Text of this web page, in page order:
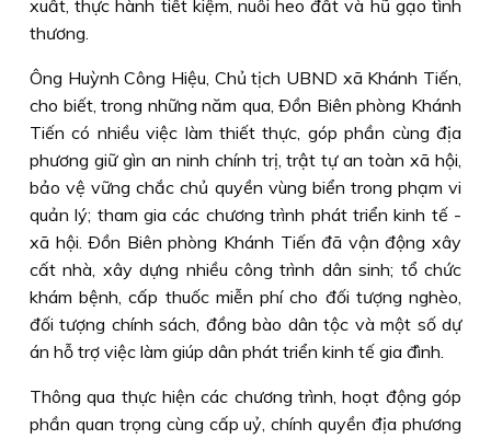
xuất, thực hành tiết kiệm, nuôi heo đất và hũ gạo tình
thương.
Ông Huỳnh Công Hiệu, Chủ tịch UBND xã Khánh Tiến,
cho biết, trong những năm qua, Ðồn Biên phòng Khánh
Tiến có nhiều việc làm thiết thực, góp phần cùng địa
phương giữ gìn an ninh chính trị, trật tự an toàn xã hội,
bảo vệ vững chắc chủ quyền vùng biển trong phạm vi
quản lý; tham gia các chương trình phát triển kinh tế -
xã hội. Ðồn Biên phòng Khánh Tiến đã vận động xây
cất nhà, xây dựng nhiều công trình dân sinh; tổ chức
khám bệnh, cấp thuốc miễn phí cho đối tượng nghèo,
đối tượng chính sách, đồng bào dân tộc và một số dự
án hỗ trợ việc làm giúp dân phát triển kinh tế gia đình.
Thông qua thực hiện các chương trình, hoạt động góp
phần quan trọng cùng cấp uỷ, chính quyền địa phương